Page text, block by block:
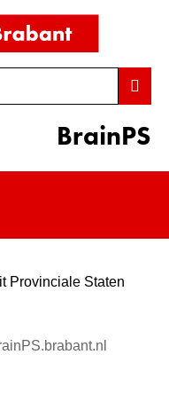
BrainPS
Provinciale Staten